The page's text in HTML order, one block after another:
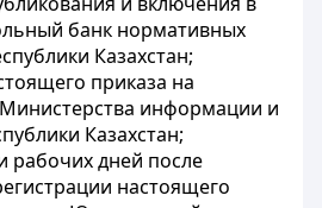
банк нормативных
Казахстан;
приказа на
информации и
Казахстан;
рабочих дней после
настоящего